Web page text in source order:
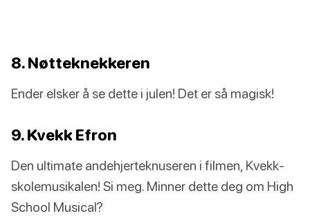
8. Nøtteknekkeren
Ender elsker å se dette i julen! Det er så magisk!
9. Kvekk Efron
Den ultimate andehjerteknuseren i filmen, Kvekk-
skolemusikalen! Si meg. Minner dette deg om High
School Musical?